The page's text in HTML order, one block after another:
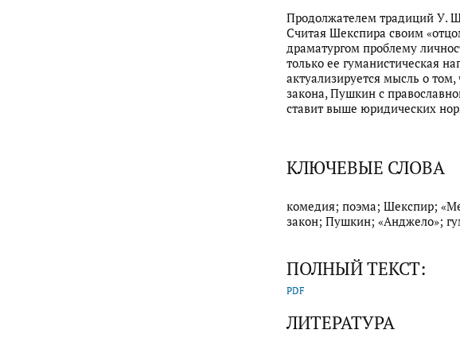
Продолжателем традиций У.
Считая Шекспира своим
драматургом проблему
только ее гуманистическая
актуализируется мысль о
закона, Пушкин с
ставит выше юридических
КЛЮЧЕВЫЕ СЛОВА
комедия; поэма; Шекспир;
закон; Пушкин; «Анджело»;
ПОЛНЫЙ ТЕКСТ:
PDF
ЛИТЕРАТУРА